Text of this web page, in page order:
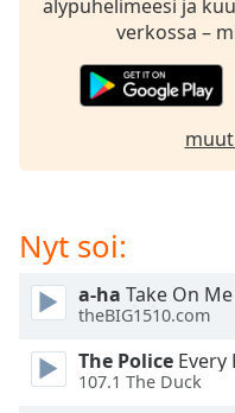
dialog
close
Color
Opacity
älypuhelimeesi ja
verkossa –
Nyt soi:
a-ha Take On Me
theBIG1510.com
The Police Every
107.1 The Duck